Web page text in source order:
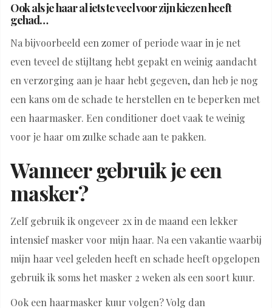
Ook als je haar al iets te veel voor zijn kiezen heeft
gehad…
Na bijvoorbeeld een zomer of periode waar in je net
even teveel de stijltang hebt gepakt en weinig aandacht
en verzorging aan je haar hebt gegeven, dan heb je nog
een kans om de schade te herstellen en te beperken met
een haarmasker. Een conditioner doet vaak te weinig
voor je haar om zulke schade aan te pakken.
Wanneer gebruik je een
masker?
Zelf gebruik ik ongeveer 2x in de maand een lekker
intensief masker voor mijn haar. Na een vakantie waarbij
mijn haar veel geleden heeft en schade heeft opgelopen
gebruik ik soms het masker 2 weken als een soort kuur.
Ook een haarmasker kuur volgen? Volg dan